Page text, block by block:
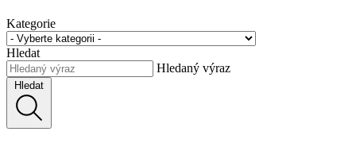
Kategorie
Hledat
Hledaný výraz
Hledat